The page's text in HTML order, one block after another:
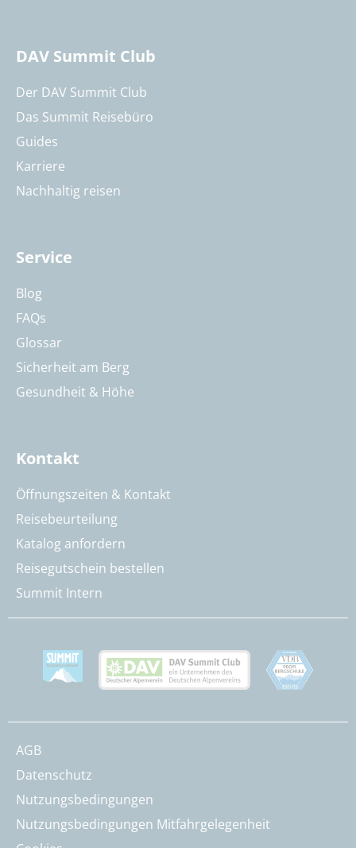
DAV Summit Club
Der DAV Summit Club
Das Summit Reisebüro
Guides
Karriere
Nachhaltig reisen
Service
Blog
FAQs
Glossar
Sicherheit am Berg
Gesundheit & Höhe
Kontakt
Öffnungszeiten & Kontakt
Reisebeurteilung
Katalog anfordern
Reisegutschein bestellen
Summit Intern
AGB
Datenschutz
Nutzungsbedingungen
Nutzungsbedingungen Mitfahrgelegenheit